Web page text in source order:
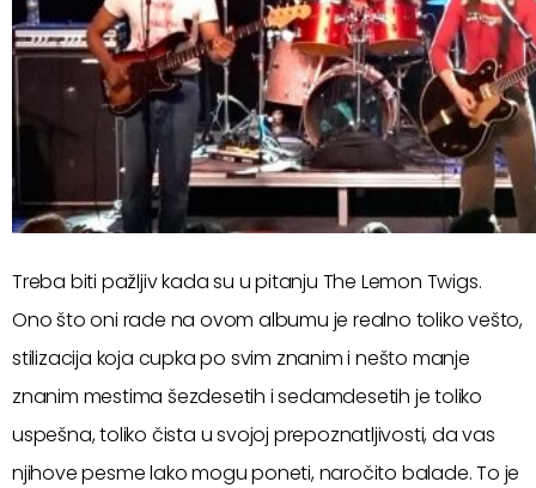
Treba biti pažljiv kada su u pitanju The Lemon Twigs.
Ono što oni rade na ovom albumu je realno toliko vešto,
stilizacija koja cupka po svim znanim i nešto manje
znanim mestima šezdesetih i sedamdesetih je toliko
uspešna, toliko čista u svojoj prepoznatljivosti, da vas
njihove pesme lako mogu poneti, naročito balade. To je